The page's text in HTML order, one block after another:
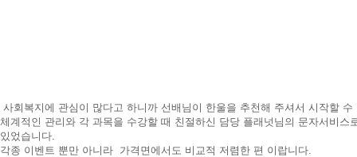
사회복지에 관심이 많다고 하니까 선배님이 한울을 추천해 주셔서 시작할 수
체계적인 관리와 각 과목을 수강할 때 친절하신 담당 플래넛님의 문자서비스
있었습니다.
각종 이벤트 뿐만 아니라 가격면에서도 비교적 저렴한 편 이랍니다.